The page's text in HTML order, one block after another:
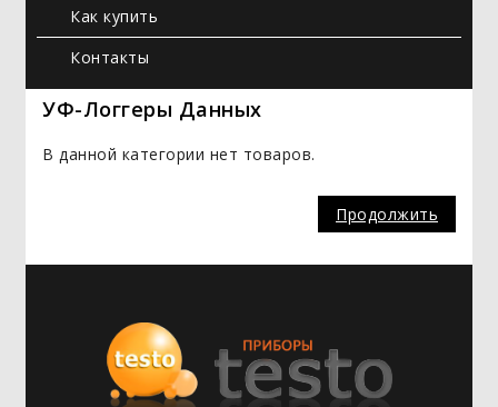
Как купить
Контакты
УФ-Логгеры Данных
В данной категории нет товаров.
Продолжить